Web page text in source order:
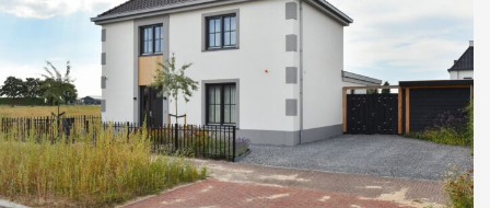
Nieuwbouw moderne vrijstaande
woning, Meteren